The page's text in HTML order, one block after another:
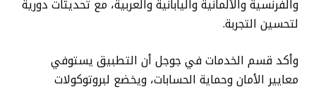
والفرنسية والألمانية واليابانية والعربية، مع تحديثات دورية
لتحسين التجربة.
وأكد قسم الخدمات في جوجل أن التطبيق يستوفي
معايير الأمان وحماية الحسابات، ويخضع لبروتوكولات